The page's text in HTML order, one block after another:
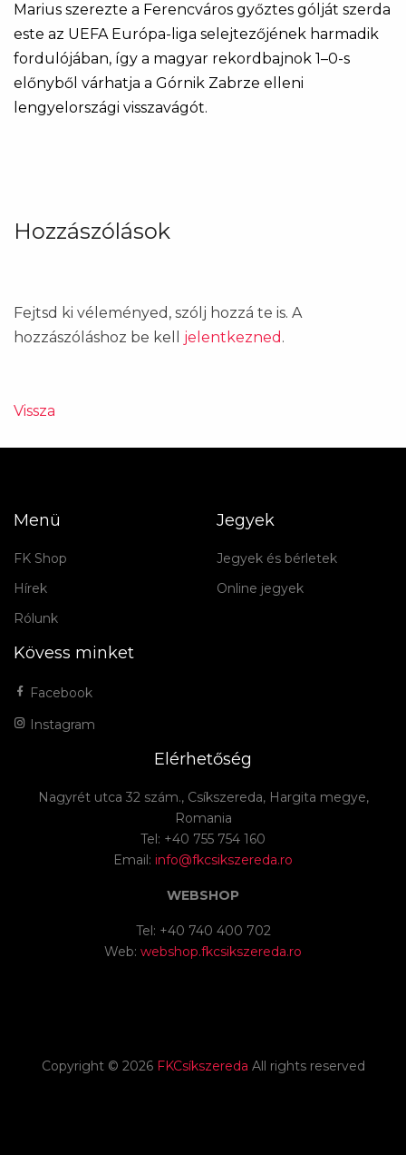
Marius szerezte a Ferencváros győztes gólját szerda
este az UEFA Európa-liga selejtezőjének harmadik
fordulójában, így a magyar rekordbajnok 1–0-s
előnyből várhatja a Górnik Zabrze elleni
lengyelországi visszavágót.
Hozzászólások
Fejtsd ki véleményed, szólj hozzá te is. A
hozzászóláshoz be kell jelentkezned .
Vissza
Menü
FK Shop
Hírek
Rólunk
Jegyek
Jegyek és bérletek
Online jegyek
Kövess minket
Facebook
Instagram
Elérhetőség
Nagyrét utca 32 szám., Csíkszereda, Hargita megye,
Romania
Tel: +40 755 754 160
Email: info@fkcsikszereda.ro
WEBSHOP
Tel: +40 740 400 702
Web: webshop.fkcsikszereda.ro
Copyright © 2026 FKCsíkszereda All rights reserved